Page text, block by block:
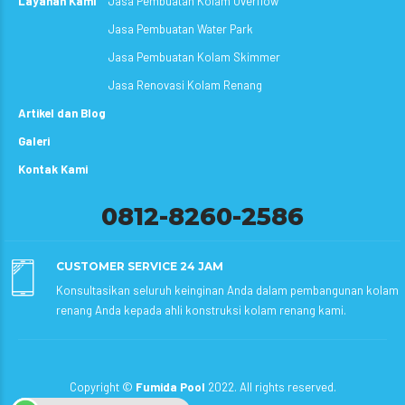
Jasa Pembuatan Water Park
Jasa Pembuatan Kolam Skimmer
Jasa Renovasi Kolam Renang
Artikel dan Blog
Galeri
Kontak Kami
0812-8260-2586
CUSTOMER SERVICE 24 JAM
Konsultasikan seluruh keinginan Anda dalam pembangunan kolam
renang Anda kepada ahli konstruksi kolam renang kami.
Copyright © Fumida Pool 2022. All rights reserved.